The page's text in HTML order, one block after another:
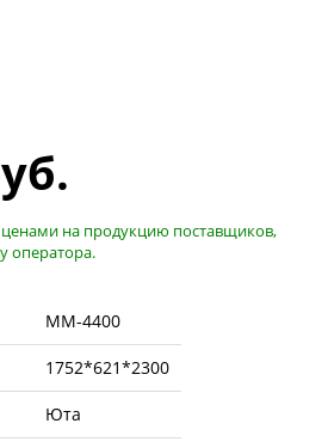
на продукцию поставщиков,
оператора.
MM-4400
1752*621*2300
Юта